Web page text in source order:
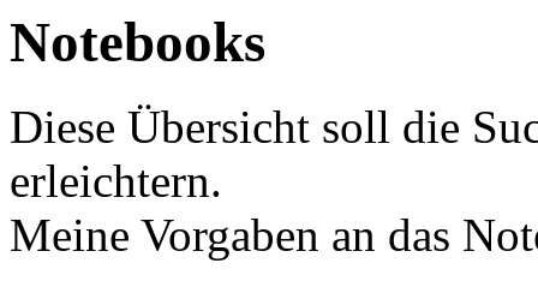
Notebooks
Diese Übersicht soll die
erleichtern.
Meine Vorgaben an das